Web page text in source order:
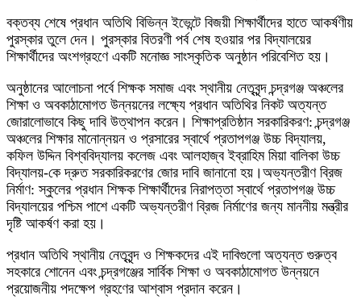
​বক্তব্য শেষে প্রধান অতিথি বিভিন্ন ইভেন্টে বিজয়ী শিক্ষার্থীদের হাতে আকর্ষণীয়
পুরস্কার তুলে দেন। পুরস্কার বিতরণী পর্ব শেষ হওয়ার পর বিদ্যালয়ের
শিক্ষার্থীদের অংশগ্রহণে একটি মনোজ্ঞ সাংস্কৃতিক অনুষ্ঠান পরিবেশিত হয়।
​অনুষ্ঠানের আলোচনা পর্বে শিক্ষক সমাজ এবং স্থানীয় নেতৃবৃন্দ চন্দ্রগঞ্জ অঞ্চলের
শিক্ষা ও অবকাঠামোগত উন্নয়নের লক্ষ্যে প্রধান অতিথির নিকট অত্যন্ত
জোরালোভাবে কিছু দাবি উত্থাপন করেন। শিক্ষাপ্রতিষ্ঠান সরকারিকরণ: চন্দ্রগঞ্জ
অঞ্চলের শিক্ষার মানোন্নয়ন ও প্রসারের স্বার্থে প্রতাপগঞ্জ উচ্চ বিদ্যালয়,
কফিল উদ্দিন বিশ্ববিদ্যালয় কলেজ এবং আলহাজ্ব ইব্রাহিম মিয়া বালিকা উচ্চ
বিদ্যালয়-কে দ্রুত সরকারিকরণের জোর দাবি জানানো হয়।অভ্যন্তরীণ ব্রিজ
নির্মাণ: স্কুলের প্রধান শিক্ষক শিক্ষার্থীদের নিরাপত্তা স্বার্থে প্রতাপগঞ্জ উচ্চ
বিদ্যালয়ের পশ্চিম পাশে একটি অভ্যন্তরীণ ব্রিজ নির্মাণের জন্য মাননীয় মন্ত্রীর
দৃষ্টি আকর্ষণ করা হয়।
​প্রধান অতিথি স্থানীয় নেতৃবৃন্দ ও শিক্ষকদের এই দাবিগুলো অত্যন্ত গুরুত্ব
সহকারে শোনেন এবং চন্দ্রগঞ্জের সার্বিক শিক্ষা ও অবকাঠামোগত উন্নয়নে
প্রয়োজনীয় পদক্ষেপ গ্রহণের আশ্বাস প্রদান করেন।